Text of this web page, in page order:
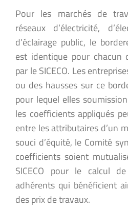
Pour les marchés de
réseaux d’électricité,
d’éclairage public, le
est identique pour chacun
par le SICECO. Les
ou des hausses sur ce
pour lequel elles
les coefficients appliqués
entre les attributaires d’un
souci d’équité, le Comité
coefficients soient
SICECO pour le calcul
adhérents qui bénéficient
des prix de travaux.